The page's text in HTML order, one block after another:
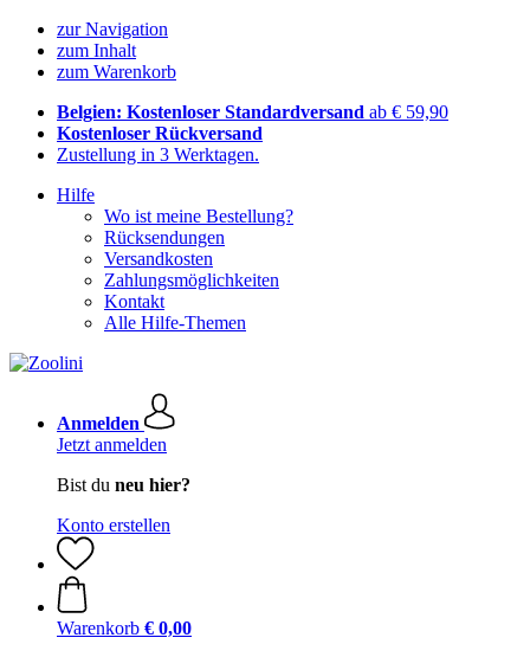
zur Navigation
zum Inhalt
zum Warenkorb
Belgien: Kostenloser Standardversand ab € 59,90
Kostenloser Rückversand
Zustellung in 3 Werktagen.
Hilfe
Wo ist meine Bestellung?
Rücksendungen
Versandkosten
Zahlungsmöglichkeiten
Kontakt
Alle Hilfe-Themen
Anmelden
Jetzt anmelden
Bist du neu hier?
Konto erstellen
Warenkorb € 0,00